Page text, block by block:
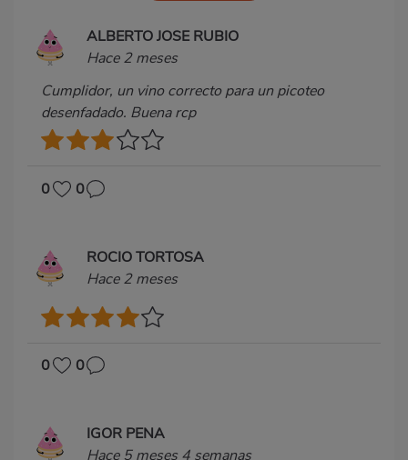
ALBERTO JOSE RUBIO
Hace 2 meses
Cumplidor, un vino correcto para un picoteo
desenfadado. Buena rcp
0 0
ROCIO TORTOSA
Hace 2 meses
0 0
IGOR PENA
Hace 5 meses 4 semanas